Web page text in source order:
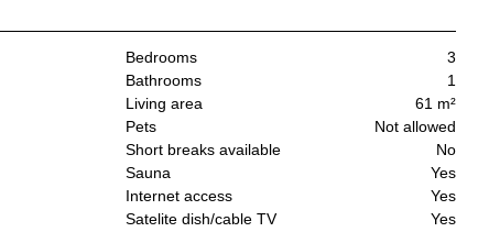
Bedrooms
3
Bathrooms
1
Living area
61 m²
Pets
Not allowed
Short breaks available
No
Sauna
Yes
Internet access
Yes
Satelite dish/cable TV
Yes